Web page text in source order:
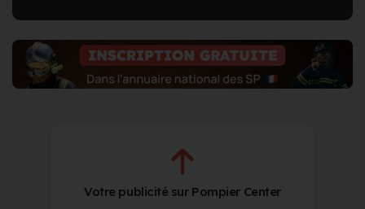
Votre publicité sur Pompier Center